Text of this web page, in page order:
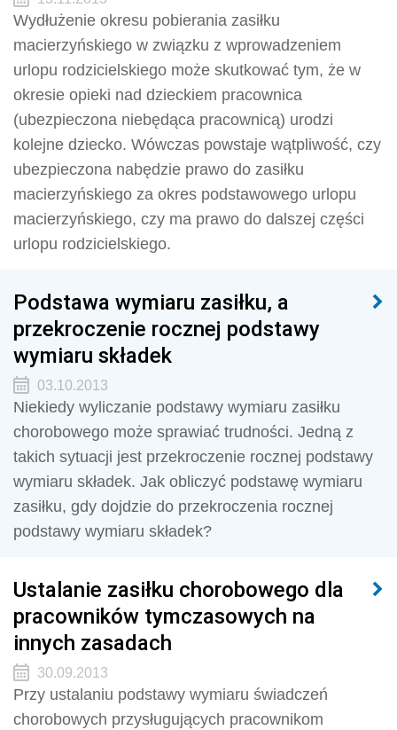
Wydłużenie okresu pobierania zasiłku
macierzyńskiego w związku z wprowadzeniem
urlopu rodzicielskiego może skutkować tym, że w
okresie opieki nad dzieckiem pracownica
(ubezpieczona niebędąca pracownicą) urodzi
kolejne dziecko. Wówczas powstaje wątpliwość, czy
ubezpieczona nabędzie prawo do zasiłku
macierzyńskiego za okres podstawowego urlopu
macierzyńskiego, czy ma prawo do dalszej części
urlopu rodzicielskiego.
Podstawa wymiaru zasiłku, a
przekroczenie rocznej podstawy
wymiaru składek
03.10.2013
Niekiedy wyliczanie podstawy wymiaru zasiłku
chorobowego może sprawiać trudności. Jedną z
takich sytuacji jest przekroczenie rocznej podstawy
wymiaru składek. Jak obliczyć podstawę wymiaru
zasiłku, gdy dojdzie do przekroczenia rocznej
podstawy wymiaru składek?
Ustalanie zasiłku chorobowego dla
pracowników tymczasowych na
innych zasadach
30.09.2013
Przy ustalaniu podstawy wymiaru świadczeń
chorobowych przysługujących pracownikom